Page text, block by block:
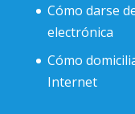
Cómo darse
electrónica
Cómo
Internet